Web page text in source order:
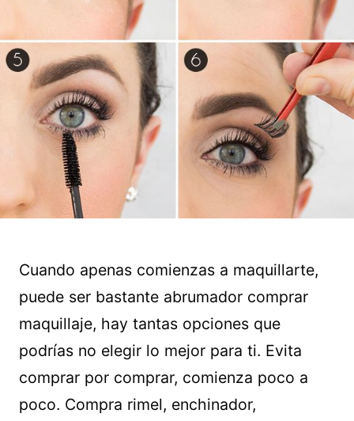
Cuando apenas comienzas a maquillarte,
puede ser bastante abrumador comprar
maquillaje, hay tantas opciones que
podrías no elegir lo mejor para ti. Evita
comprar por comprar, comienza poco a
poco. Compra rimel, enchinador,